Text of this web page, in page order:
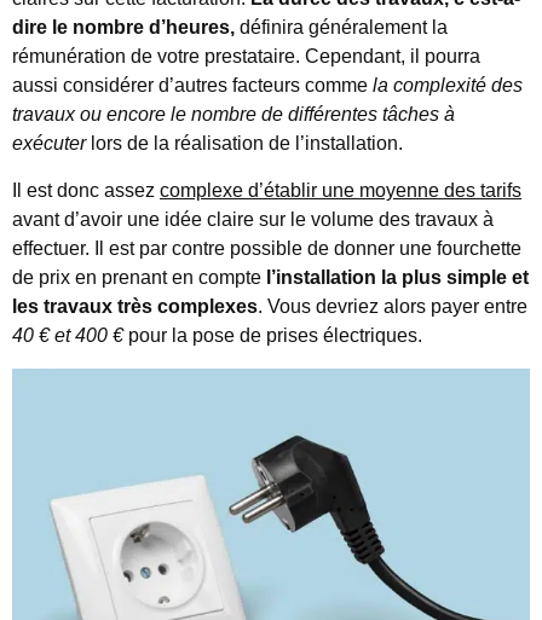
dire le nombre d’heures, définira généralement la
rémunération de votre prestataire. Cependant, il pourra
aussi considérer d’autres facteurs comme la complexité des
travaux ou encore le nombre de différentes tâches à
exécuterlors de la réalisation de l’installation.
Il est donc assez complexe d’établir une moyenne des tarifs
avant d’avoir une idée claire sur le volume des travaux à
effectuer. Il est par contre possible de donner une fourchette
de prix en prenant en compte l’installation la plus simple et
les travaux très complexes. Vous devriez alors payer entre
40 € et 400 €pour la pose de prises électriques.